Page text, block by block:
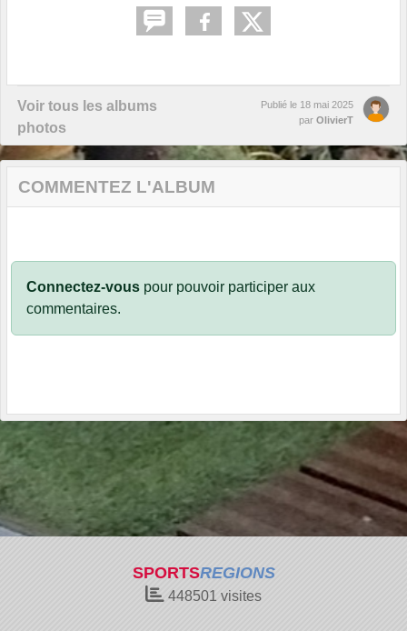
Voir tous les albums
photos
Publié le 18 mai 2025
par OlivierT
COMMENTEZ L'ALBUM
Connectez-vous pour pouvoir participer aux
commentaires.
SPORTSREGIONS
448501 visites